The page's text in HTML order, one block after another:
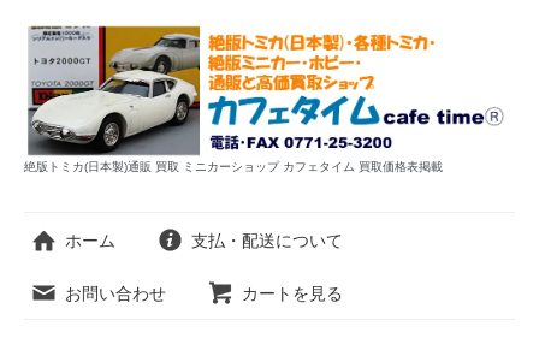
絶版トミカ(日本製)通販 買取 ミニカーショップ カフェタイム 買取価格表掲載
ホーム 支払・配送について
お問い合わせ カートを見る